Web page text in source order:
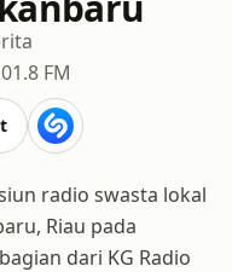
FM
radio swasta lokal
Riau pada
dari KG Radio